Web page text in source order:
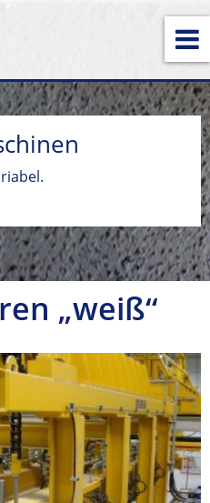
„weiß“